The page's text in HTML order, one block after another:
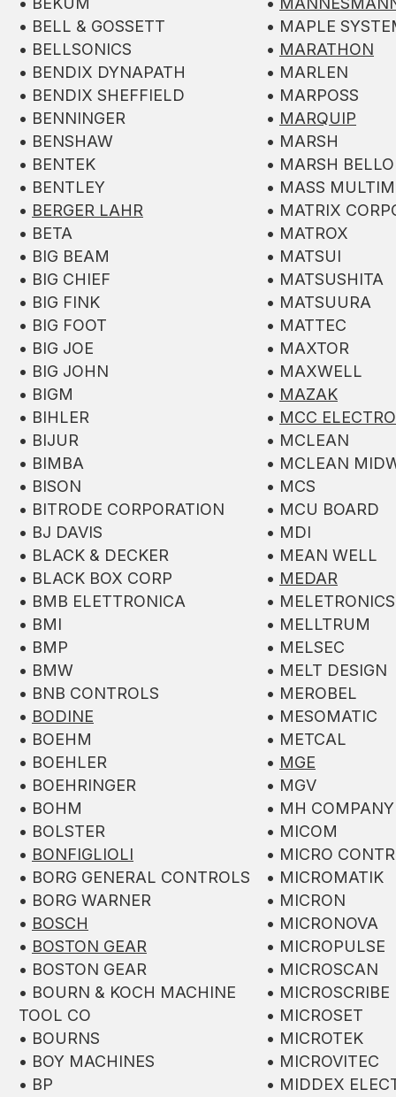
• BELL & GOSSETT
• BELLSONICS
• BENDIX DYNAPATH
• BENDIX SHEFFIELD
• BENNINGER
• BENSHAW
• BENTEK
• BENTLEY
• BERGER LAHR
• BETA
• BIG BEAM
• BIG CHIEF
• BIG FINK
• BIG FOOT
• BIG JOE
• BIG JOHN
• BIGM
• BIHLER
• BIJUR
• BIMBA
• BISON
• BITRODE CORPORATION
• BJ DAVIS
• BLACK & DECKER
• BLACK BOX CORP
• BMB ELETTRONICA
• BMI
• BMP
• BMW
• BNB CONTROLS
• BODINE
• BOEHM
• BOEHLER
• BOEHRINGER
• BOHM
• BOLSTER
• BONFIGLIOLI
• BORG GENERAL CONTROLS
• BORG WARNER
• BOSCH
• BOSTON GEAR
• BOSTON GEAR
• BOURN & KOCH MACHINE
TOOL CO
• BOURNS
• BOY MACHINES
• BP
• MAPLE
• MARATHON
• MARLEN
• MARPOSS
• MARQUIP
• MARSH
• MARSH
• MASS
• MATRIX
• MATROX
• MATSUI
• MATSUSHITA
• MATSUURA
• MATTEC
• MAXTOR
• MAXWELL
• MAZAK
• MCC
• MCLEAN
• MCLEAN
• MCS
• MCU BOARD
• MDI
• MEAN WELL
• MEDAR
• MELETRONICS
• MELLTRUM
• MELSEC
• MELT DESIGN
• MEROBEL
• MESOMATIC
• METCAL
• MGE
• MGV
• MH COMPANY
• MICOM
• MICRO
• MICROMATIK
• MICRON
• MICRONOVA
• MICROPULSE
• MICROSCAN
• MICROSCRIBE
• MICROSET
• MICROTEK
• MICROVITEC
• MIDDEX